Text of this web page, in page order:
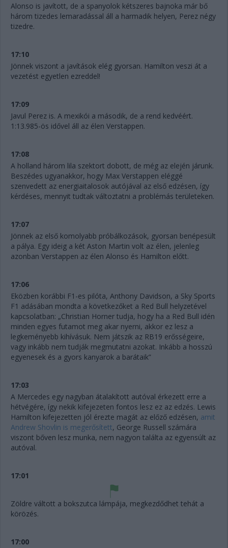
Alonso is javított, de a spanyolok kétszeres bajnoka már bő
három tizedes lemaradással áll a harmadik helyen, Perez négy
tizedre.
17:10
Jönnek viszont a javítások elég gyorsan. Hamilton veszi át a
vezetést egyetlen ezreddel!
17:09
Javul Perez is. A mexikói a második, de a rend kedvéért.
1:13.985-ös idővel áll az élen Verstappen.
17:08
A holland három lila szektort dobott, de még az elején járunk.
Beszédes ugyanakkor, hogy Max Verstappen eléggé
szenvedett az energiaitalosok autójával az első edzésen, így
kérdéses, mennyit tudtak változtatni a problémás területeken.
17:07
Jönnek az első komolyabb próbálkozások, gyorsan benépesült
a pálya. Egy ideig a két Aston Martin volt az élen, jelenleg
azonban Verstappen az élen Alonso és Hamilton előtt.
17:06
Eközben korábbi F1-es pilóta, Anthony Davidson, a Sky Sports
F1 adásában mondta a következőket a Red Bull helyzetével
kapcsolatban: „Christian Horner tudja, hogy ha a Red Bull idén
minden egyes futamot meg akar nyerni, akkor ez lesz a
legkeményebb kihívásuk. Nem játszik az RB19 erősségeire,
vagy inkább nem tudják megmutatni azokat. Inkább a hosszú
egyenesek és a gyors kanyarok a barátaik”
17:03
A Mercedes egy nagyban átalakított autóval érkezett erre a
hétvégére, így nekik kifejezeten fontos lesz ez az edzés. Lewis
Hamilton kifejezetten jól érezte magát az előző edzésen, amit
Andrew Shovlin is megerősített, George Russell számára
viszont bőven lesz munka, nem nagyon találta az egyensúlt az
autóval.
17:01
Zöldre váltott a bokszutca lámpája, megkezdődhet tehát a
körözés.
17:00